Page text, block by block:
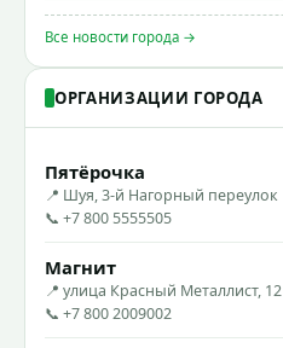
Все новости города →
ОРГАНИЗАЦИИ ГОРОДА
Пятёрочка
📍 Шуя, 3-й Нагорный переулок
📞 +7 800 5555505
Магнит
📍 улица Красный Металлист, 12
📞 +7 800 2009002